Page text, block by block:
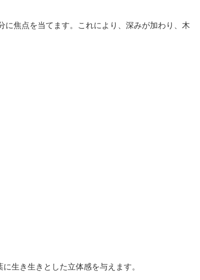
焦点を当てます。これにより、深みが加わり、木
生き生きとした立体感を与えます。